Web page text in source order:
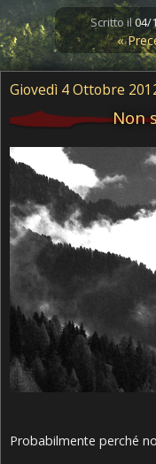
Scritto il04/
«
Giovedì 4 Ottobre
Non
Probabilmente perché